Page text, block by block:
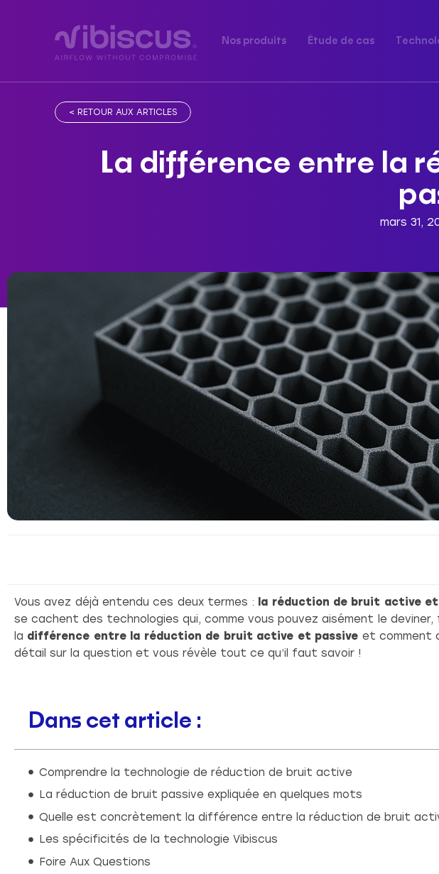
Nos produits Étude de cas
< RETOUR AUX ARTICLES
La différence entre la
mars 31,
Vous avez déjà entendu ces deux termes : la réduction de bruit active
se cachent des technologies qui, comme vous pouvez aisément le
la différence entre la réduction de bruit active et passive et comment
détail sur la question et vous révèle tout ce qu’il faut savoir !
Dans cet article :
Comprendre la technologie de réduction de bruit active
La réduction de bruit passive expliquée en quelques mots
Quelle est concrètement la différence entre la réduction de bruit
Les spécificités de la technologie Vibiscus
Foire Aux Questions